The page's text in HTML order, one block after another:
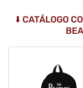
⬇️ CATÁLOGO